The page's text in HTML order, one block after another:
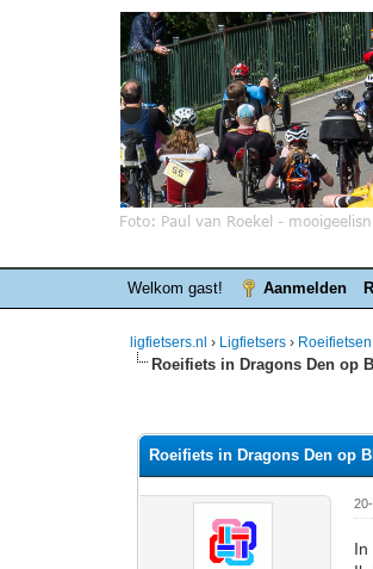
Welkom gast! Aanmelden
ligfietsers.nl › Ligfietsers › Roeifietsen
Roeifiets in Dragons Den op
Roeifiets in Dragons Den op
In